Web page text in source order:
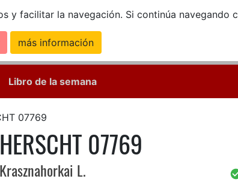
facilitar la navegación. Si continúa navegando
más información
Libro de la semana
07769
HERSCHT 07769
Krasznahorkai L.